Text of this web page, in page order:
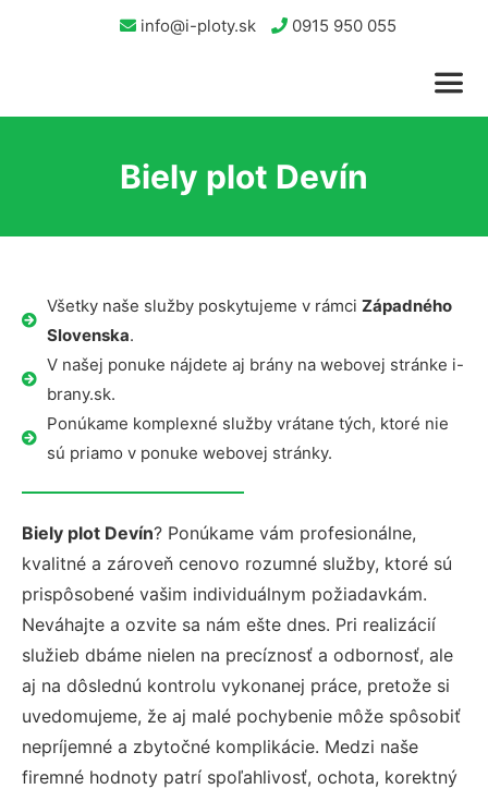
info@i-ploty.sk 0915 950 055
Biely plot Devín
Všetky naše služby poskytujeme v rámci Západného
Slovenska.
V našej ponuke nájdete aj brány na webovej stránke i-
brany.sk.
Ponúkame komplexné služby vrátane tých, ktoré nie
sú priamo v ponuke webovej stránky.
Biely plot Devín? Ponúkame vám profesionálne,
kvalitné a zároveň cenovo rozumné služby, ktoré sú
prispôsobené vašim individuálnym požiadavkám.
Neváhajte a ozvite sa nám ešte dnes. Pri realizácií
služieb dbáme nielen na precíznosť a odbornosť, ale
aj na dôslednú kontrolu vykonanej práce, pretože si
uvedomujeme, že aj malé pochybenie môže spôsobiť
nepríjemné a zbytočné komplikácie. Medzi naše
firemné hodnoty patrí spoľahlivosť, ochota, korektný